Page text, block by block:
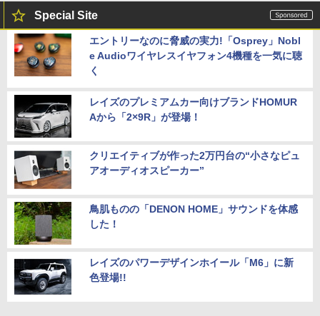
Special Site
エントリーなのに脅威の実力!「Osprey」Nobl
e Audioワイヤレスイヤフォン4機種を一気に聴
く
レイズのプレミアムカー向けブランドHOMUR
Aから「2×9R」が登場！
クリエイティブが作った2万円台の“小さなピュ
アオーディオスピーカー”
鳥肌ものの「DENON HOME」サウンドを体感
した！
レイズのパワーデザインホイール「M6」に新
色登場!!